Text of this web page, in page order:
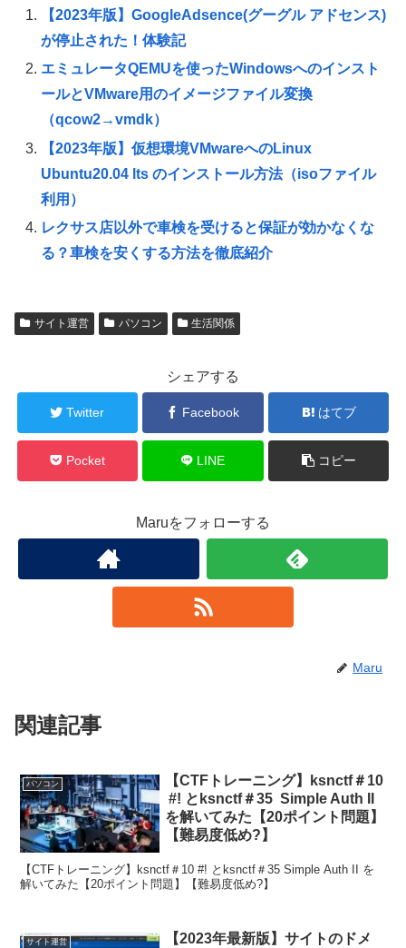
【2023年版】GoogleAdsence(グーグル アドセンス)
が停止された！体験記
エミュレータQEMUを使ったWindowsへのインスト
ールとVMware用のイメージファイル変換
（qcow2→vmdk）
【2023年版】仮想環境VMwareへのLinux
Ubuntu20.04 lts のインストール方法（isoファイル
利用）
レクサス店以外で車検を受けると保証が効かなくな
る？車検を安くする方法を徹底紹介
サイト運営 パソコン 生活関係
シェアする
Twitter Facebook はてブ
Pocket LINE コピー
Maruをフォローする
Maru
関連記事
パソコン
【CTFトレーニング】ksnctf＃10
#! とksnctf＃35 Simple Auth II
を解いてみた【20ポイント問題】
【難易度低め?】
【CTFトレーニング】ksnctf＃10 #! とksnctf＃35 Simple Auth II を
解いてみた【20ポイント問題】【難易度低め?】
サイト運営
【2023年最新版】サイトのドメ